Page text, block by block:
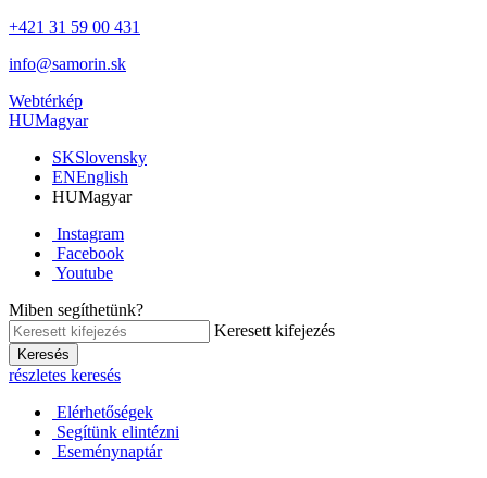
+421 31 59 00 431
info@samorin.sk
Webtérkép
HUMagyar
SKSlovensky
ENEnglish
HUMagyar
Instagram
Facebook
Youtube
Miben segíthetünk?
Keresett kifejezés
Keresés
részletes keresés
Elérhetőségek
Segítünk elintézni
Eseménynaptár